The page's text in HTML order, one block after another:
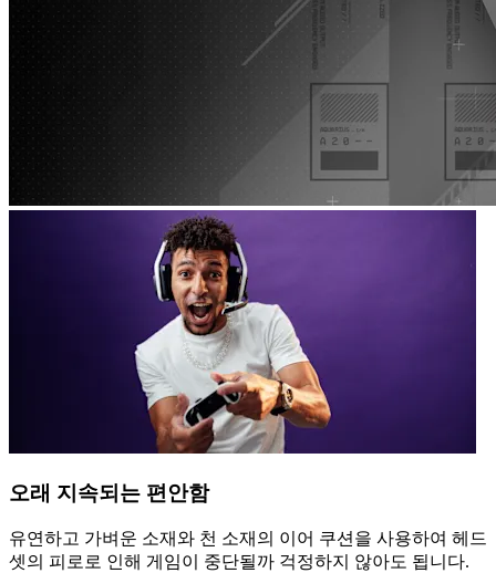
오래 지속되는 편안함
유연하고 가벼운 소재와 천 소재의 이어 쿠션을 사용하여 헤드
셋의 피로로 인해 게임이 중단될까 걱정하지 않아도 됩니다.